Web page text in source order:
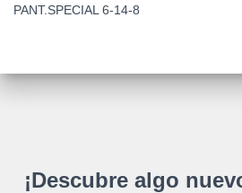
PANT.SPECIAL 6-14-8
¡Descubre algo